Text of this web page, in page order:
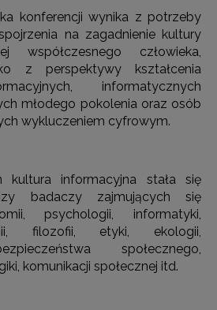
konferencji wynika z potrzeby
na zagadnienie kultury
współczesnego człowieka,
z perspektywy kształcenia
informatycznych
młodego pokolenia oraz osób
wykluczeniem cyfrowym.
informacyjna stała się
badaczy zajmujących się
psychologii, informatyki,
filozofii, etyki, ekologii,
społecznego,
komunikacji społecznej itd.